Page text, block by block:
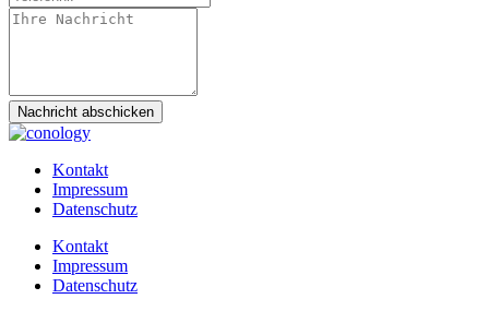
Nachricht abschicken
Kontakt
Impressum
Datenschutz
Kontakt
Impressum
Datenschutz